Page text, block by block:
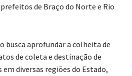
de Braço do Norte e Rio
busca aprofundar a colheita de
de coleta e destinação de
diversas regiões do Estado,